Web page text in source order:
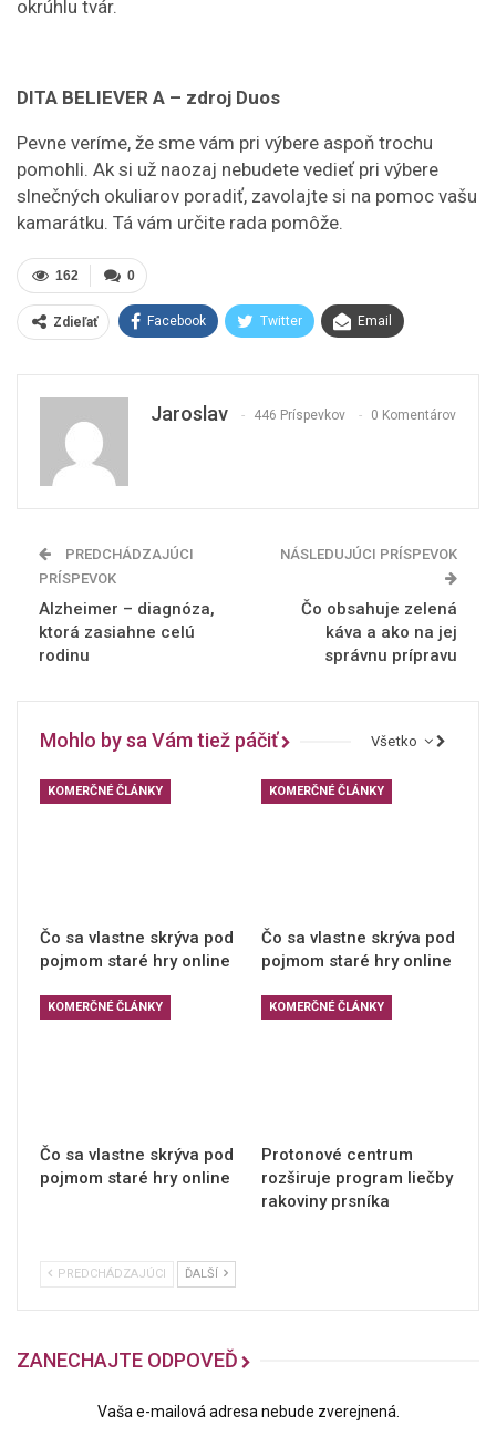
okrúhlu tvár.
DITA BELIEVER A – zdroj Duos
Pevne veríme, že sme vám pri výbere aspoň trochu
pomohli. Ak si už naozaj nebudete vedieť pri výbere
slnečných okuliarov poradiť, zavolajte si na pomoc vašu
kamarátku. Tá vám určite rada pomôže.
0
162
Zdieľať Facebook Twitter Email
Jaroslav 446 Príspevkov 0 Komentárov
PREDCHÁDZAJÚCI
PRÍSPEVOK
Alzheimer – diagnóza,
ktorá zasiahne celú
rodinu
NÁSLEDUJÚCI PRÍSPEVOK
Čo obsahuje zelená
káva a ako na jej
správnu prípravu
Všetko
Mohlo by sa Vám tiež páčiť
KOMERČNÉ ČLÁNKY
Čo sa vlastne skrýva pod
pojmom staré hry online
KOMERČNÉ ČLÁNKY
Čo sa vlastne skrýva pod
pojmom staré hry online
KOMERČNÉ ČLÁNKY
Čo sa vlastne skrýva pod
pojmom staré hry online
KOMERČNÉ ČLÁNKY
Protonové centrum
rozširuje program liečby
rakoviny prsníka
PREDCHÁDZAJÚCI ĎALŠÍ
ZANECHAJTE ODPOVEĎ
Vaša e-mailová adresa nebude zverejnená.